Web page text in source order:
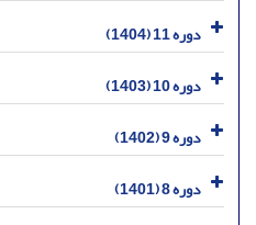
دوره 11 (1404)
دوره 10 (1403)
دوره 9 (1402)
دوره 8 (1401)